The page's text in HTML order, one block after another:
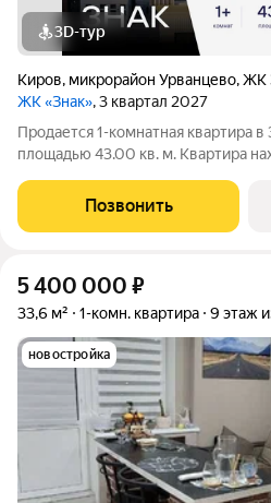
3D-тур
Киров, микрорайон Урванцево,ЖК
ЖК «Знак», 3 квартал 2027
Продается 1-комнатная квартира
площадью 43.00 кв. м. Квартира
комплексе воплощена концепция
необходимые объекты:
Позвонить
5 400 000 ₽
33,6 м² 1-комн. квартира 9 этаж
новостройка